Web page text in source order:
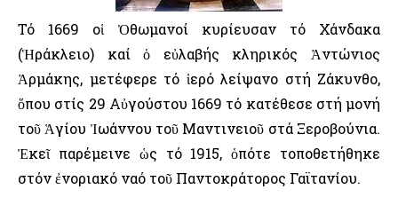
Τό 1669 οἱ Ὀθωμανοί κυρίευσαν τό Χάνδακα
(Ἡράκλειο) καί ὁ εὐλαβής κληρικός Ἀντώνιος
Ἀρμάκης, μετέφερε τό ἱερό λείψανο στή Ζάκυνθο,
ὅπου στίς 29 Αὐγούστου 1669 τό κατέθεσε στή μονή
τοῦ Ἁγίου Ἰωάννου τοῦ Μαντινειοῦ στά Ξεροβούνια.
Ἐκεῖ παρέμεινε ὡς τό 1915, ὁπότε τοποθετήθηκε
στόν ἐνοριακό ναό τοῦ Παντοκράτορος Γαϊτανίου.